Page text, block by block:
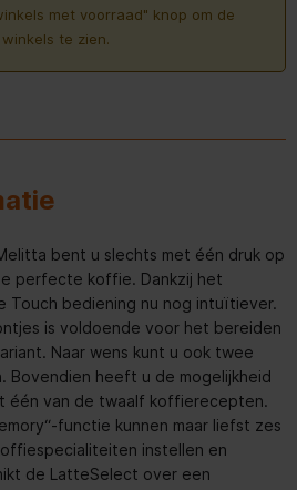
met voorraad" knop om de
te zien.
bent u slechts met één druk op
perfecte koffie. Dankzij het
Touch bediening nu nog intuïtiever.
is voldoende voor het bereiden
Naar wens kunt u ook twee
Bovendien heeft u de mogelijkheid
één van de twaalf koffierecepten.
functie kunnen maar liefst zes
instellen en
de LatteSelect over een